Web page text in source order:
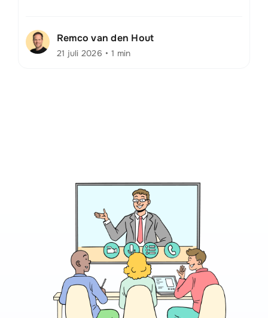
Remco van den Hout
21 juli 2026 • 1 min